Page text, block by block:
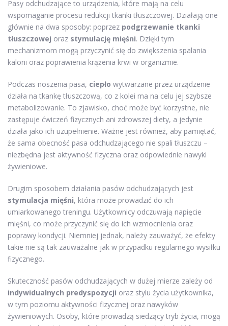
Pasy odchudzające to urządzenia, które mają na celu
wspomaganie procesu redukcji tkanki tłuszczowej. Działają one
głównie na dwa sposoby: poprzez podgrzewanie tkanki
tłuszczowej oraz stymulację mięśni. Dzięki tym
mechanizmom mogą przyczynić się do zwiększenia spalania
kalorii oraz poprawienia krążenia krwi w organizmie.
Podczas noszenia pasa, ciepło wytwarzane przez urządzenie
działa na tkankę tłuszczową, co z kolei ma na celu jej szybsze
metabolizowanie. To zjawisko, choć może być korzystne, nie
zastępuje ćwiczeń fizycznych ani zdrowszej diety, a jedynie
działa jako ich uzupełnienie. Ważne jest również, aby pamiętać,
że sama obecność pasa odchudzającego nie spali tłuszczu –
niezbędna jest aktywność fizyczna oraz odpowiednie nawyki
żywieniowe.
Drugim sposobem działania pasów odchudzających jest
stymulacja mięśni, która może prowadzić do ich
umiarkowanego treningu. Użytkownicy odczuwają napięcie
mięśni, co może przyczynić się do ich wzmocnienia oraz
poprawy kondycji. Niemniej jednak, należy zauważyć, że efekty
takie nie są tak zauważalne jak w przypadku regularnego wysiłku
fizycznego.
Skuteczność pasów odchudzających w dużej mierze zależy od
indywidualnych predyspozycji oraz stylu życia użytkownika,
w tym poziomu aktywności fizycznej oraz nawyków
żywieniowych. Osoby, które prowadzą siedzący tryb życia, mogą